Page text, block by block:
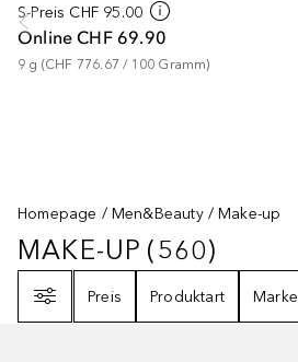
S-Preis CHF 95.00
Online CHF 69.90
9 g (CHF 776.67 / 100 Gramm)
Homepage Men&Beauty Make-up
MAKE-UP560
MAKE-UP (560)
Preis
Produktart Marke